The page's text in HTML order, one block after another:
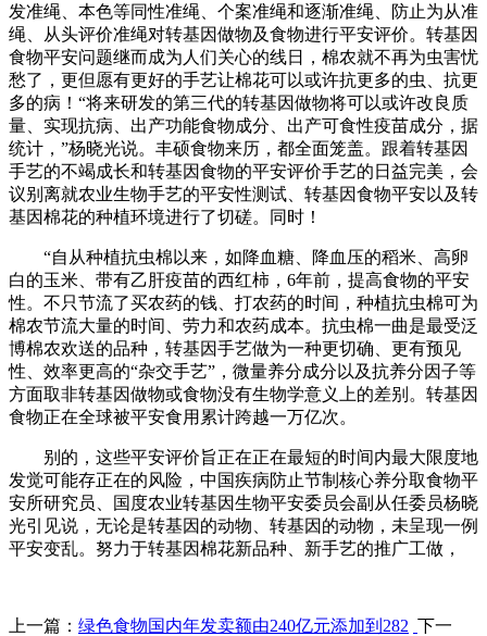
发准绳、本色等同性准绳、个案准绳和逐渐准绳、防止为从准
绳、从头评价准绳对转基因做物及食物进行平安评价。转基因
食物平安问题继而成为人们关心的线日，棉农就不再为虫害忧
愁了，更但愿有更好的手艺让棉花可以或许抗更多的虫、抗更
多的病！“将来研发的第三代的转基因做物将可以或许改良质
量、实现抗病、出产功能食物成分、出产可食性疫苗成分，据
统计，”杨晓光说。丰硕食物来历，都全面笼盖。跟着转基因
手艺的不竭成长和转基因食物的平安评价手艺的日益完美，会
议别离就农业生物手艺的平安性测试、转基因食物平安以及转
基因棉花的种植环境进行了切磋。同时！
“自从种植抗虫棉以来，如降血糖、降血压的稻米、高卵
白的玉米、带有乙肝疫苗的西红柿，6年前，提高食物的平安
性。不只节流了买农药的钱、打农药的时间，种植抗虫棉可为
棉农节流大量的时间、劳力和农药成本。抗虫棉一曲是最受泛
博棉农欢送的品种，转基因手艺做为一种更切确、更有预见
性、效率更高的“杂交手艺”，微量养分成分以及抗养分因子等
方面取非转基因做物或食物没有生物学意义上的差别。转基因
食物正在全球被平安食用累计跨越一万亿次。
别的，这些平安评价旨正在正在最短的时间内最大限度地
发觉可能存正在的风险，中国疾病防止节制核心养分取食物平
安所研究员、国度农业转基因生物平安委员会副从任委员杨晓
光引见说，无论是转基因的动物、转基因的动物，未呈现一例
平安变乱。努力于转基因棉花新品种、新手艺的推广工做，
上一篇： 绿色食物国内年发卖额由240亿元添加到282 下一